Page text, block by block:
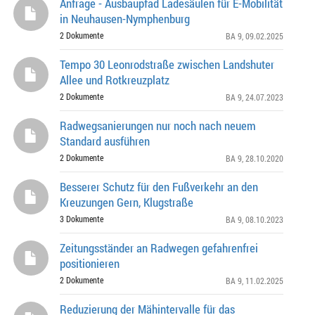
in Neuhausen-Nymphenburg
2 Dokumente BA 9 , 09.02.2025
Tempo 30 Leonrodstraße zwischen Landshuter
Allee und Rotkreuzplatz
2 Dokumente BA 9 , 24.07.2023
Radwegsanierungen nur noch nach neuem
Standard ausführen
2 Dokumente BA 9 , 28.10.2020
Besserer Schutz für den Fußverkehr an den
Kreuzungen Gern, Klugstraße
3 Dokumente BA 9 , 08.10.2023
Zeitungsständer an Radwegen gefahrenfrei
positionieren
2 Dokumente BA 9 , 11.02.2025
Reduzierung der Mähintervalle für das